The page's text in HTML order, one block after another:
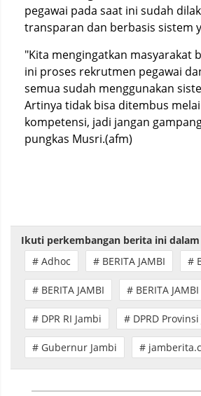
pegawai pada saat ini sudah
transparan dan berbasis sistem
"Kita mengingatkan masyarakat
ini proses rekrutmen pegawai
semua sudah menggunakan
Artinya tidak bisa ditembus
kompetensi, jadi jangan
pungkas Musri.(afm)
Ikuti perkembangan berita ini
# Adhoc
# BERITA JAMBI #
# BERITA JAMBI # BERITA JAMBI
# DPR RI Jambi # DPRD
# Gubernur Jambi #